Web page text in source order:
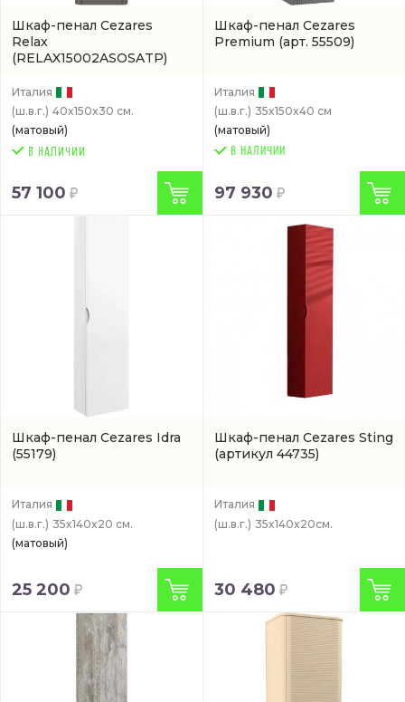
Шкаф-пенал Cezares
Relax
(RELAX15002ASOSATP)
Италия
(ш.в.г.) 40x150x30 см.
(матовый)
57 100
Шкаф-пенал Cezares
Premium (арт. 55509)
Италия
(ш.в.г.) 35x150x40 см
(матовый)
В НАЛИЧИИ
97 930
Шкаф-пенал Cezares Idra
(55179)
Италия
(ш.в.г.) 35x140x20 см.
(матовый)
25 200
Шкаф-пенал Cezares Sting
(артикул 44735)
Италия
(ш.в.г.) 35x140x20см.
30 480